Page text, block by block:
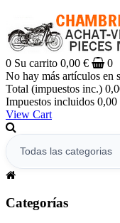
0 Su carrito 0,00 €
0
No hay más artículos en
Total (impuestos inc.)
Impuestos incluidos 0,00
View Cart
Categorías